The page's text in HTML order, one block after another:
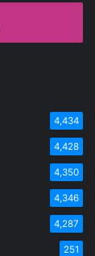
4,434
4,428
4,350
4,346
4,287
251